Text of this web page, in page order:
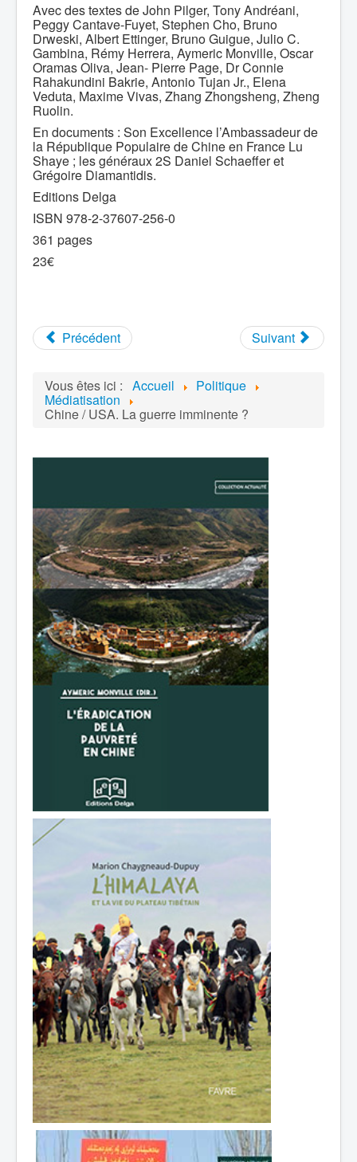
Avec des textes de John Pilger, Tony Andréani,
Peggy Cantave-Fuyet, Stephen Cho, Bruno
Drweski, Albert Ettinger, Bruno Guigue, Julio C.
Gambina, Rémy Herrera, Aymeric Monville, Oscar
Oramas Oliva, Jean- Pierre Page, Dr Connie
Rahakundini Bakrie, Antonio Tujan Jr., Elena
Veduta, Maxime Vivas, Zhang Zhongsheng, Zheng
Ruolin.
En documents : Son Excellence l’Ambassadeur de
la République Populaire de Chine en France Lu
Shaye ; les généraux 2S Daniel Schaeffer et
Grégoire Diamantidis.
Editions Delga
ISBN 978-2-37607-256-0
361 pages
23€
Précédent Suivant
Vous êtes ici : Accueil Politique
Médiatisation
Chine / USA. La guerre imminente ?